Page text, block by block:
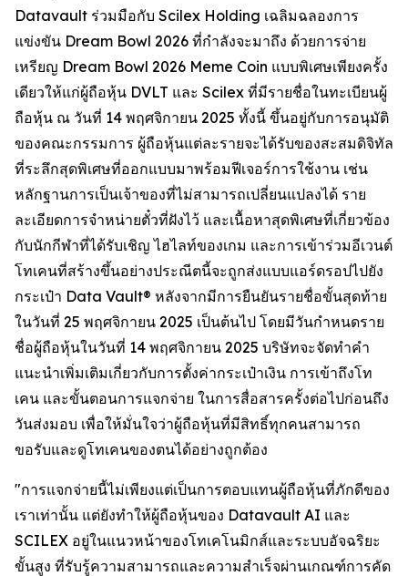
Datavault ร่วมมือกับ Scilex Holding เฉลิมฉลองการ
แข่งขัน Dream Bowl 2026 ที่กำลังจะมาถึง ด้วยการจ่าย
เหรียญ Dream Bowl 2026 Meme Coin แบบพิเศษเพียงครั้ง
เดียวให้แก่ผู้ถือหุ้น DVLT และ Scilex ที่มีรายชื่อในทะเบียนผู้
ถือหุ้น ณ วันที่ 14 พฤศจิกายน 2025 ทั้งนี้ ขึ้นอยู่กับการอนุมัติ
ของคณะกรรมการ ผู้ถือหุ้นแต่ละรายจะได้รับของสะสมดิจิทัล
ที่ระลึกสุดพิเศษที่ออกแบบมาพร้อมฟีเจอร์การใช้งาน เช่น
หลักฐานการเป็นเจ้าของที่ไม่สามารถเปลี่ยนแปลงได้ ราย
ละเอียดการจำหน่ายตั๋วที่ฝังไว้ และเนื้อหาสุดพิเศษที่เกี่ยวข้อง
กับนักกีฬาที่ได้รับเชิญ ไฮไลท์ของเกม และการเข้าร่วมอีเวนต์
โทเคนที่สร้างขึ้นอย่างประณีตนี้จะถูกส่งแบบแอร์ดรอปไปยัง
กระเป๋า Data Vault® หลังจากมีการยืนยันรายชื่อขั้นสุดท้าย
ในวันที่ 25 พฤศจิกายน 2025 เป็นต้นไป โดยมีวันกำหนดราย
ชื่อผู้ถือหุ้นในวันที่ 14 พฤศจิกายน 2025 บริษัทจะจัดทำคำ
แนะนำเพิ่มเติมเกี่ยวกับการตั้งค่ากระเป๋าเงิน การเข้าถึงโท
เคน และขั้นตอนการแจกจ่าย ในการสื่อสารครั้งต่อไปก่อนถึง
วันส่งมอบ เพื่อให้มั่นใจว่าผู้ถือหุ้นที่มีสิทธิ์ทุกคนสามารถ
ขอรับและดูโทเคนของตนได้อย่างถูกต้อง
"การแจกจ่ายนี้ไม่เพียงแต่เป็นการตอบแทนผู้ถือหุ้นที่ภักดีของ
เราเท่านั้น แต่ยังทำให้ผู้ถือหุ้นของ Datavault AI และ
SCILEX อยู่ในแนวหน้าของโทเคโนมิกส์และระบบอัจฉริยะ
ขั้นสูง ที่รับรู้ความสามารถและความสำเร็จผ่านเกณฑ์การคัด